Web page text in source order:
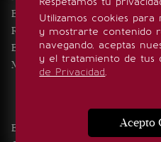
Utilizamos cookies
y mostrarte contenido
navegando, aceptas
y el tratamiento de tus
de Privacidad.
Acepto
Eventos
Realeza
Estilo de vida
Minuto x Minuto
Edición Impresa Noticias